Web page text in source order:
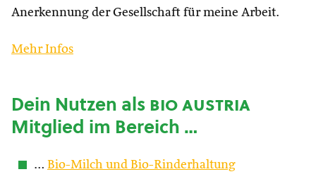
Anerkennung der Gesellschaft für meine Arbeit.
Mehr Infos
Dein Nutzen alsbio austria
Mitglied im Bereich …
… Bio-Milch und Bio-Rinderhaltung